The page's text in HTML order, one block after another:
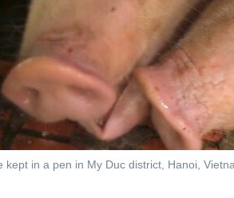
in a pen in My Duc district, Hanoi,